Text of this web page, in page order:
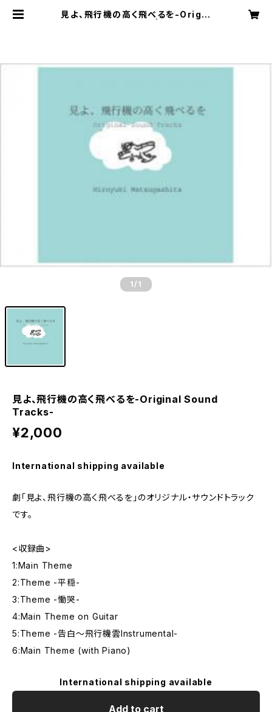
見よ、飛行機の高く飛べるを-Origin
1 /1
見よ、飛行機の高く飛べるを-Original Sound
Tracks-
¥2,000
International shipping available
劇「見よ、飛行機の高く飛べるを」のオリジナル・サウンドトラック
です。
<収録曲>
1:Main Theme
2:Theme -平穏-
3:Theme -慟哭-
4:Main Theme on Guitar
5:Theme -告白〜飛行機雲Instrumental-
6:Main Theme (with Piano)
International shipping available
Add to cart